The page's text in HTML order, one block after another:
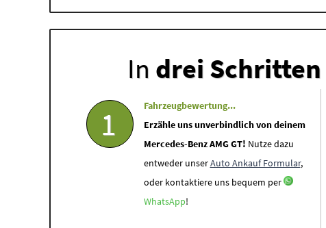
In drei Schritten
1
Fahrzeugbewertung...
Erzähle uns unverbindlich von deinem
Mercedes-Benz AMG GT! Nutze dazu
entweder unserAuto Ankauf Formular,
oder kontaktiere uns bequem per
WhatsApp!